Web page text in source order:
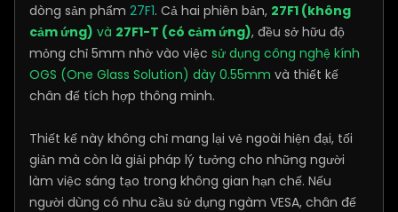
dòng sản phẩm 27F1. Cả hai phiên bản, 27F1 (không
cảm ứng) và 27F1-T (có cảm ứng), đều sở hữu độ
mỏng chỉ 5mm nhờ vào việc sử dụng công nghệ kính
OGS (One Glass Solution) dày 0.55mm và thiết kế
chân đế tích hợp thông minh.
Thiết kế này không chỉ mang lại vẻ ngoài hiện đại, tối
giản mà còn là giải pháp lý tưởng cho những người
làm việc sáng tạo trong không gian hạn chế. Nếu
người dùng có nhu cầu sử dụng ngàm VESA, chân đế